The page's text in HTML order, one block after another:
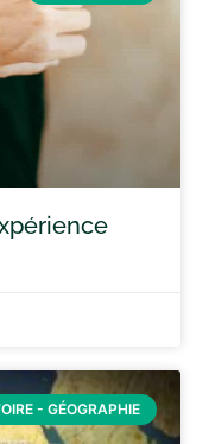
- GÉOGRAPHIE